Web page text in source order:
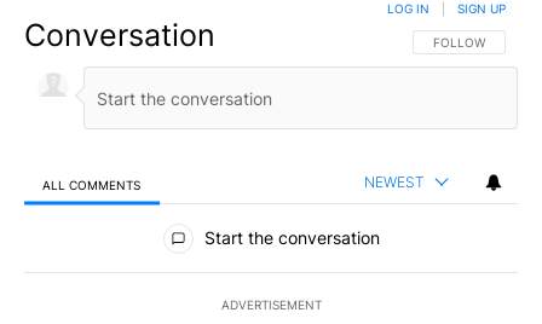
Conversation FOLLOW THIS
FOLLOW
LOG IN SIGN UP
ALL COMMENTS NEWEST
All Comments
Start the conversation
ADVERTISEMENT